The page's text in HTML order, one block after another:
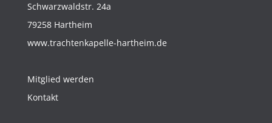
Schwarzwaldstr. 24a
79258 Hartheim
www.trachtenkapelle-hartheim.de
Mitglied werden
Kontakt